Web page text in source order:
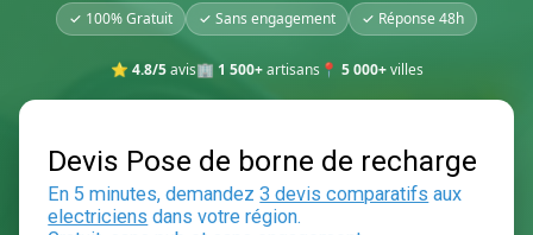
✓ 100% Gratuit ✓ Sans engagement ✓ Réponse 48h
⭐ 4.8/5avis🏢 1 500+artisans 📍 5 000+villes